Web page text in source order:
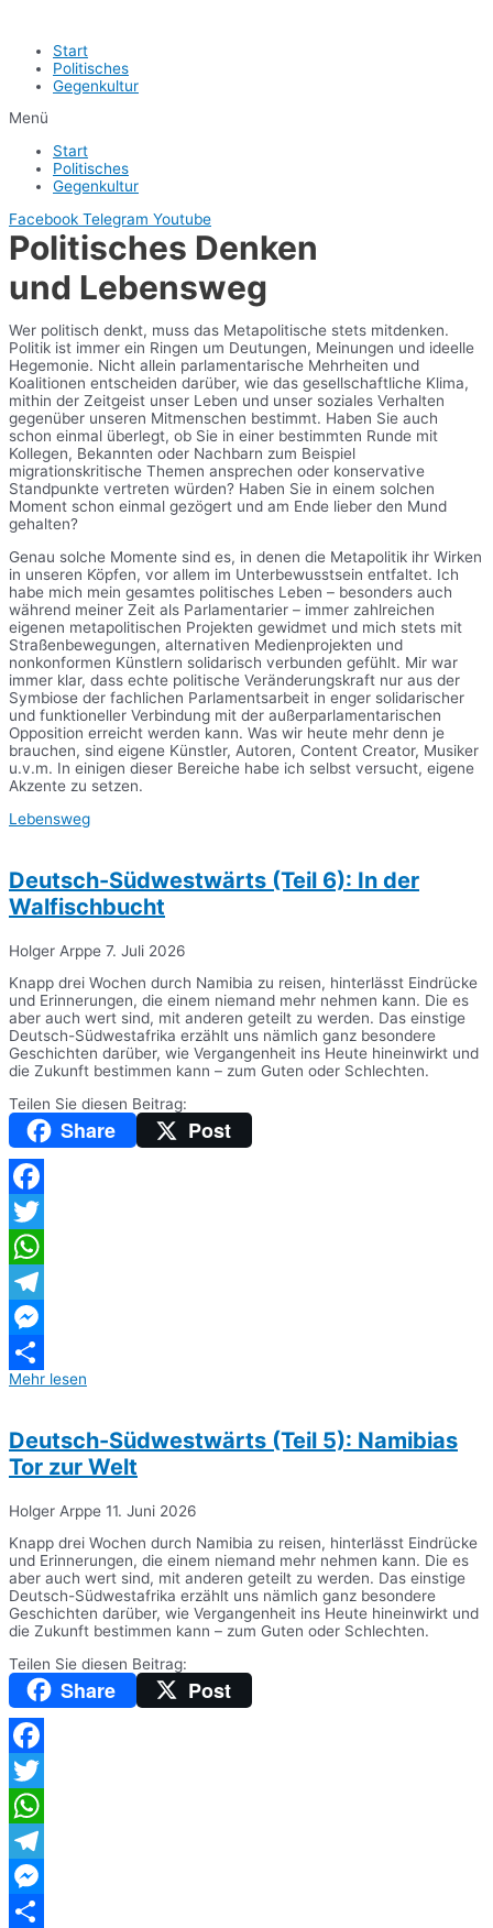
Start
Politisches
Gegenkultur
Menü
Start
Politisches
Gegenkultur
Facebook Telegram Youtube
Politisches Denken
und Lebensweg
Wer politisch denkt, muss das Metapolitische stets mitdenken.
Politik ist immer ein Ringen um Deutungen, Meinungen und ideelle
Hegemonie. Nicht allein parlamentarische Mehrheiten und
Koalitionen entscheiden darüber, wie das gesellschaftliche Klima,
mithin der Zeitgeist unser Leben und unser soziales Verhalten
gegenüber unseren Mitmenschen bestimmt. Haben Sie auch
schon einmal überlegt, ob Sie in einer bestimmten Runde mit
Kollegen, Bekannten oder Nachbarn zum Beispiel
migrationskritische Themen ansprechen oder konservative
Standpunkte vertreten würden? Haben Sie in einem solchen
Moment schon einmal gezögert und am Ende lieber den Mund
gehalten?
Genau solche Momente sind es, in denen die Metapolitik ihr Wirken
in unseren Köpfen, vor allem im Unterbewusstsein entfaltet. Ich
habe mich mein gesamtes politisches Leben – besonders auch
während meiner Zeit als Parlamentarier – immer zahlreichen
eigenen metapolitischen Projekten gewidmet und mich stets mit
Straßenbewegungen, alternativen Medienprojekten und
nonkonformen Künstlern solidarisch verbunden gefühlt. Mir war
immer klar, dass echte politische Veränderungskraft nur aus der
Symbiose der fachlichen Parlamentsarbeit in enger solidarischer
und funktioneller Verbindung mit der außerparlamentarischen
Opposition erreicht werden kann. Was wir heute mehr denn je
brauchen, sind eigene Künstler, Autoren, Content Creator, Musiker
u.v.m. In einigen dieser Bereiche habe ich selbst versucht, eigene
Akzente zu setzen.
Lebensweg
Deutsch-Südwestwärts (Teil 6): In der
Walfischbucht
Holger Arppe 7. Juli 2026
Knapp drei Wochen durch Namibia zu reisen, hinterlässt Eindrücke
und Erinnerungen, die einem niemand mehr nehmen kann. Die es
aber auch wert sind, mit anderen geteilt zu werden. Das einstige
Deutsch-Südwestafrika erzählt uns nämlich ganz besondere
Geschichten darüber, wie Vergangenheit ins Heute hineinwirkt und
die Zukunft bestimmen kann – zum Guten oder Schlechten.
Teilen Sie diesen Beitrag:
Share Post
Facebook
Twitter
WhatsApp
Telegram
Messenger
Teilen
Mehr lesen
Deutsch-Südwestwärts (Teil 5): Namibias
Tor zur Welt
Holger Arppe 11. Juni 2026
Knapp drei Wochen durch Namibia zu reisen, hinterlässt Eindrücke
und Erinnerungen, die einem niemand mehr nehmen kann. Die es
aber auch wert sind, mit anderen geteilt zu werden. Das einstige
Deutsch-Südwestafrika erzählt uns nämlich ganz besondere
Geschichten darüber, wie Vergangenheit ins Heute hineinwirkt und
die Zukunft bestimmen kann – zum Guten oder Schlechten.
Teilen Sie diesen Beitrag:
Share Post
Facebook
Twitter
WhatsApp
Telegram
Messenger